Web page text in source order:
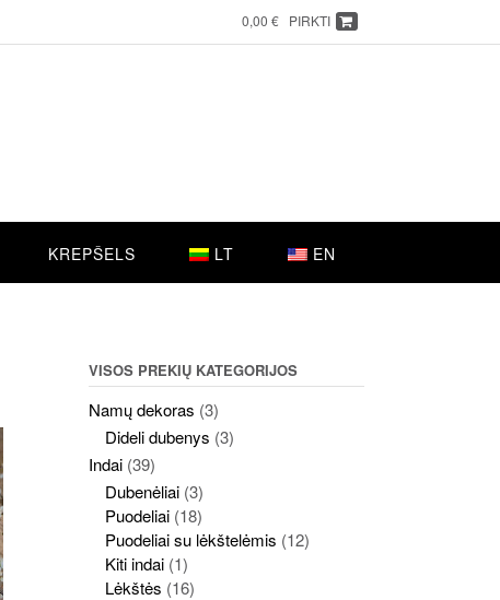
0,00 € PIRKTI
KREPŠELS LT EN
VISOS PREKIŲ KATEGORIJOS
Namų dekoras (3)
Dideli dubenys (3)
Indai (39)
Dubenėliai (3)
Puodeliai (18)
Puodeliai su lėkštelėmis (12)
Kiti indai (1)
Lėkštės (16)